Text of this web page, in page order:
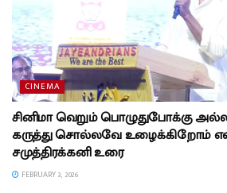
CINEMA
சினிமா வெறும் பொழுதுபோக்கு
கருத்து சொல்லவே உழைக்கிறோம்
சமுத்திரக்கனி உரை
FEBRUARY 3, 2026